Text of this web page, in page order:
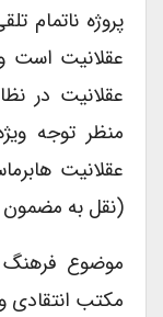
پروژه ناتمام
عقلانیت است و
عقلانیت در
منظر توجه
عقلانیت
(نقل به مضمون ،ریتزر،۱۳۹۳
موضوع فرهنگ
مکتب انتقادی